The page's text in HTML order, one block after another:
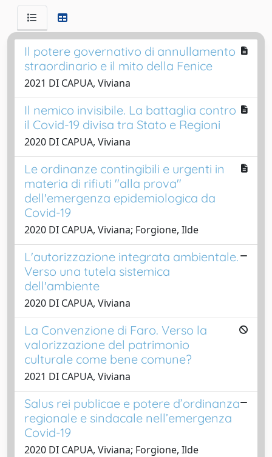
Il potere governativo di annullamento
straordinario e il mito della Fenice
2021 DI CAPUA, Viviana
Il nemico invisibile. La battaglia contro
il Covid-19 divisa tra Stato e Regioni
2020 DI CAPUA, Viviana
Le ordinanze contingibili e urgenti in
materia di rifiuti "alla prova"
dell'emergenza epidemiologica da
Covid-19
2020 DI CAPUA, Viviana; Forgione, Ilde
L'autorizzazione integrata ambientale.
Verso una tutela sistemica
dell'ambiente
2020 DI CAPUA, Viviana
La Convenzione di Faro. Verso la
valorizzazione del patrimonio
culturale come bene comune?
2021 DI CAPUA, Viviana
Salus rei publicae e potere d’ordinanza
regionale e sindacale nell’emergenza
Covid-19
2020 DI CAPUA, Viviana; Forgione, Ilde